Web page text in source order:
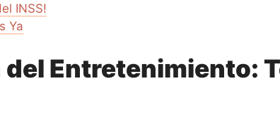
INSS!
Ya
del Entretenimiento: